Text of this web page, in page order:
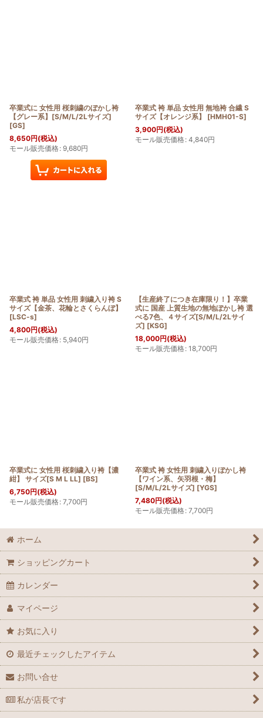
卒業式に 女性用 桜刺繍のぼかし袴
【グレー系】[S/M/L/2Lサイズ]
[GS]
8,650円(税込)
モール販売価格: 9,680円
卒業式 袴 単品 女性用 無地袴 合繊 S
サイズ【オレンジ系】
[HMH01-S]
3,900円(税込)
モール販売価格: 4,840円
卒業式 袴 単品 女性用 刺繍入り袴 S
サイズ【金茶、花輪とさくらんぼ】
[LSC-s]
4,800円(税込)
モール販売価格: 5,940円
【生産終了につき在庫限り！】卒業
式に 国産 上質生地の無地ぼかし袴 選
べる7色、４サイズ[S/M/L/2Lサイ
ズ] [KSG]
18,000円(税込)
モール販売価格: 18,700円
卒業式に 女性用 桜刺繍入り袴【濃
紺】 サイズ[S M L LL] [BS]
6,750円(税込)
モール販売価格: 7,700円
卒業式 袴 女性用 刺繍入りぼかし袴
【ワイン系、矢羽根・梅】
[S/M/L/2Lサイズ] [YGS]
7,480円(税込)
モール販売価格: 7,700円
ホーム
ショッピングカート
カレンダー
マイページ
お気に入り
最近チェックしたアイテム
お問い合せ
私が店長です